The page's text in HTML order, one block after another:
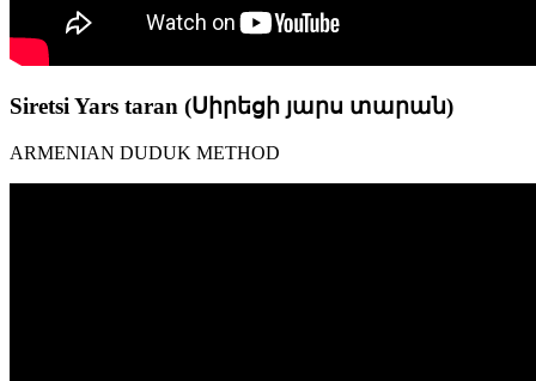
Siretsi Yars taran (Սիրեցի յարս տարան)
ARMENIAN DUDUK METHOD